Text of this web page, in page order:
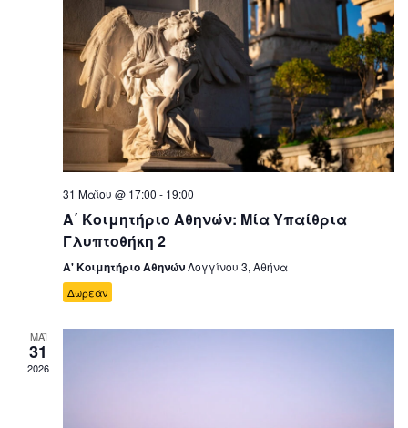
31 Μαΐου @ 17:00 - 19:00
Α΄ Κοιμητήριο Αθηνών: Μία Υπαίθρια
Γλυπτοθήκη 2
Α' Κοιμητήριο ΑθηνώνΛογγίνου 3, Αθήνα
Δωρεάν
ΜΑΪ
31
2026